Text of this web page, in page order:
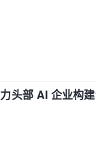
头部 AI 企业构